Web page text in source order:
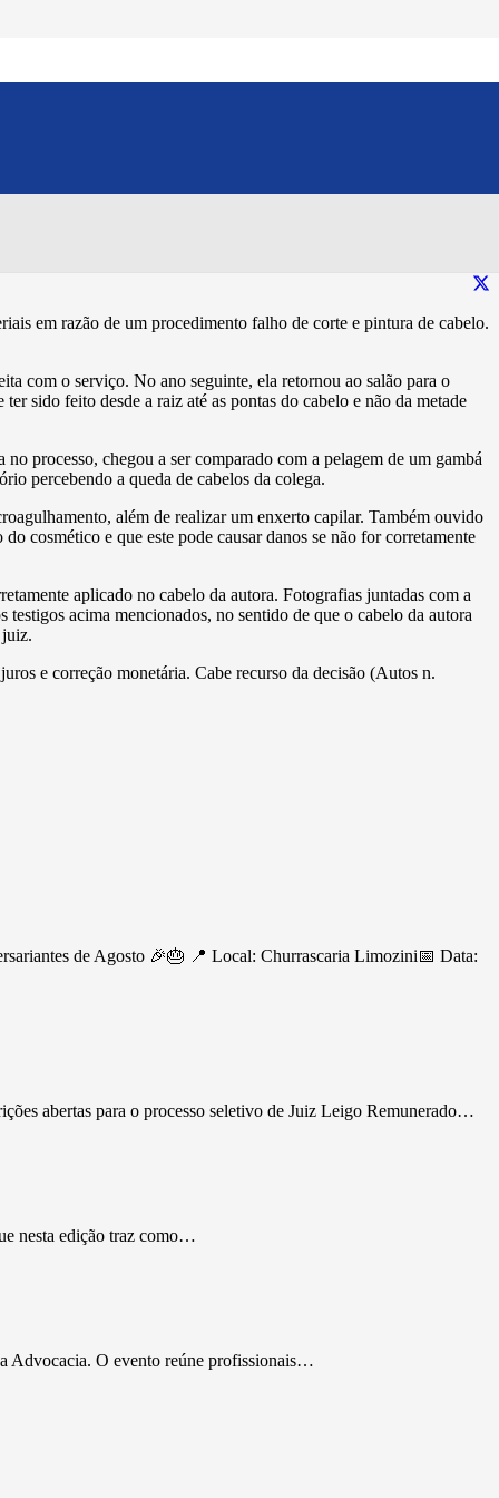
após
em razão de um procedimento falho de corte e pintura de cabelo.
com o serviço. No ano seguinte, ela retornou ao salão para o
sido feito desde a raiz até as pontas do cabelo e não da metade
processo, chegou a ser comparado com a pelagem de um gambá
percebendo a queda de cabelos da colega.
além de realizar um enxerto capilar. Também ouvido
cosmético e que este pode causar danos se não for corretamente
aplicado no cabelo da autora. Fotografias juntadas com a
acima mencionados, no sentido de que o cabelo da autora
juiz.
e correção monetária. Cabe recurso da decisão (Autos n.
de Agosto 🎉🎂 📍 Local: Churrascaria Limozini📅 Data:
abertas para o processo seletivo de Juiz Leigo Remunerado…
nesta edição traz como…
Advocacia. O evento reúne profissionais…